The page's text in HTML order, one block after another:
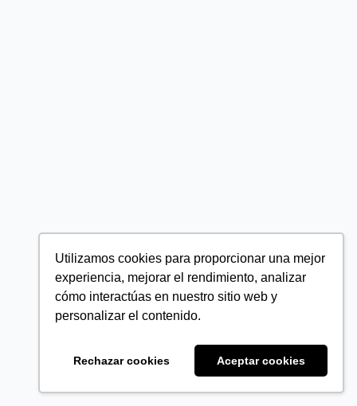
Utilizamos cookies para proporcionar una mejor
experiencia, mejorar el rendimiento, analizar
cómo interactúas en nuestro sitio web y
personalizar el contenido.
Rechazar cookies Aceptar cookies